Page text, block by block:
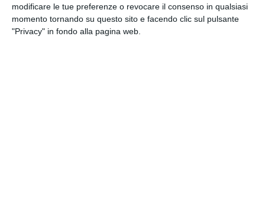
modificare le tue preferenze o revocare il consenso in qualsiasi
momento tornando su questo sito e facendo clic sul pulsante
"Privacy" in fondo alla pagina web.
Grecia e Turchia - Il Toro, segno di terra, trova
nella crociera MSC Divina la perfetta